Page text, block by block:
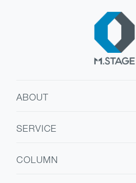
ABOUT
会社情報
SERVICE
COLUMN